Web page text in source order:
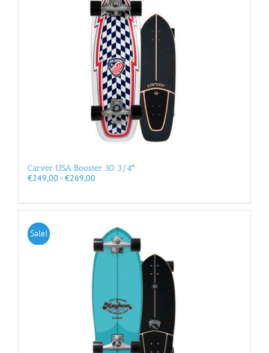
Carver USA Booster 30 3/4″
€249,00 - €269,00Prijsklasse:
€269,00
Sale!